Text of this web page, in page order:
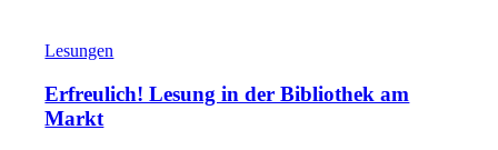
Lesungen
Erfreulich! Lesung in der Bibliothek am
Markt